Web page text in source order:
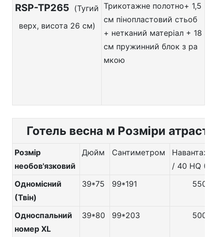
RSP-TP265 (Тугий
верх, висота 26 см)
Трикотажне полотно+ 1,5
см пінопластовий стьоб
+ нетканий матеріал + 18
см пружинний блок з ра
мкою
Готель весна м Розміри атрасту
Розмір
необов'язковий
Дюйм Сантиметром
/ 40 HQ
Одномісний
(Твін)
39*75 99*191 550
Односпальний
номер XL
39*80 99*203 500